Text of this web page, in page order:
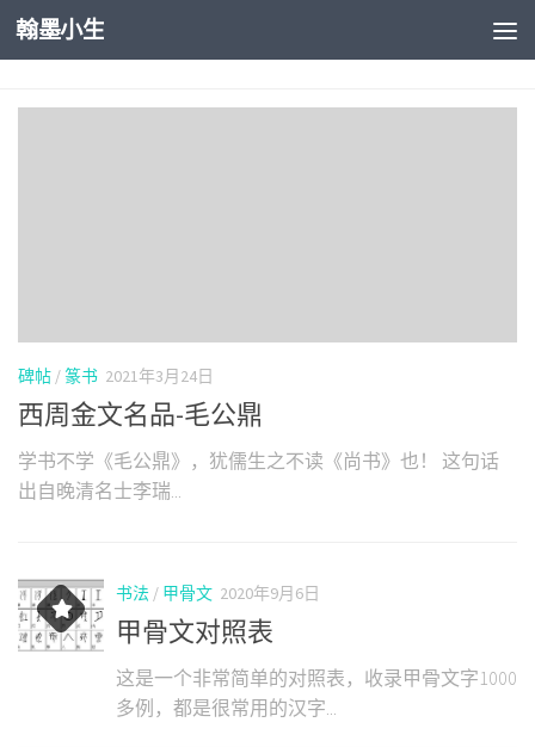
Skip to content
翰墨小生
碑帖 / 篆书 2021年3月24日
西周金文名品-毛公鼎
学书不学《毛公鼎》，犹儒生之不读《尚书》也！ 这句话
出自晚清名士李瑞...
书法 / 甲骨文 2020年9月6日
甲骨文对照表
这是一个非常简单的对照表，收录甲骨文字1000
多例，都是很常用的汉字...